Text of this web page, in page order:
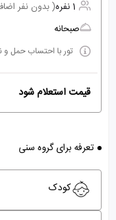
1 نفره
( بدون نفر
صبحانه
تور با احتساب حمل
قیمت استعلام شود
تعرفه برای گروه سنی
کودک